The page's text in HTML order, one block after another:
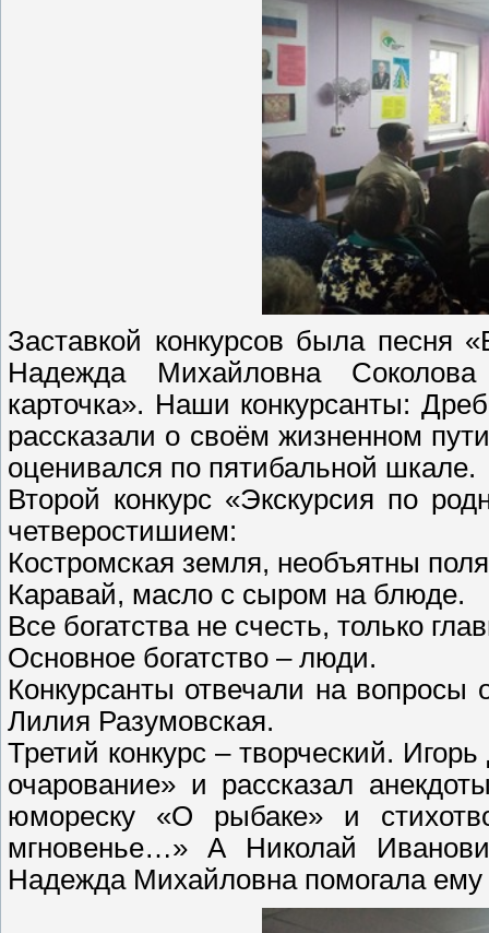
Заставкой конкурсов была песня
Надежда Михайловна
карточка». Наши конкурсанты:
рассказали о своём жизненном
оценивался по пятибальной шкале.
Второй конкурс «Экскурсия по
четверостишием:
Костромская земля, необъятны
Каравай, масло с сыром на блюде.
Все богатства не счесть, только
Основное богатство – люди.
Конкурсанты отвечали на
Лилия Разумовская.
Третий конкурс – творческий.
очарование» и рассказал
юмореску «О рыбаке» и
мгновенье…» А Николай
Надежда Михайловна помогала